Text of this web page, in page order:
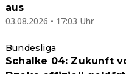
aus
03.08.2026 • 17:03 Uhr
Bundesliga
Schalke 04: Zukunft